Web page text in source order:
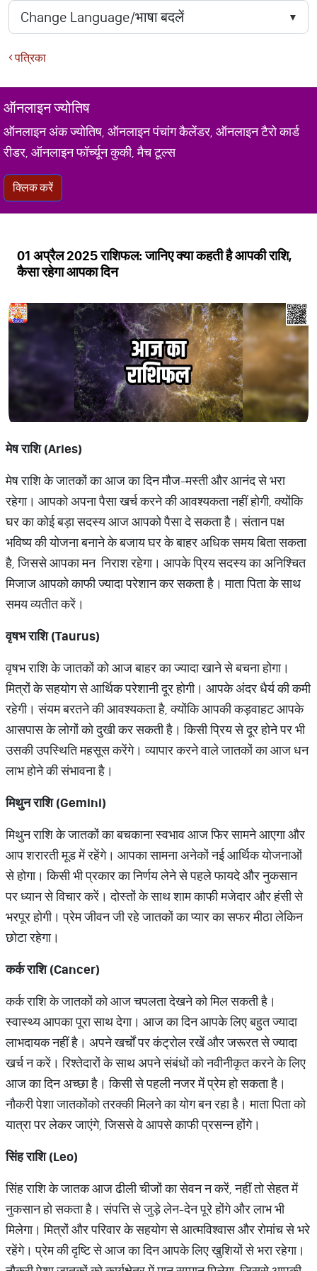
पत्रिका
ऑनलाइन ज्योतिष
ऑनलाइन अंक ज्योतिष, ऑनलाइन पंचांग कैलेंडर, ऑनलाइन टैरो कार्ड
रीडर, ऑनलाइन फॉर्च्यून कुकी, मैच टूल्स
क्लिक करें
01 अप्रैल 2025 राशिफल: जानिए क्या कहती है आपकी राशि,
कैसा रहेगा आपका दिन
मेष राशि (Aries)
मेष राशि के जातकों का आज का दिन मौज-मस्ती और आनंद से भरा
रहेगा। आपको अपना पैसा खर्च करने की आवश्यकता नहीं होगी, क्योंकि
घर का कोई बड़ा सदस्य आज आपको पैसा दे सकता है। संतान पक्ष
भविष्य की योजना बनाने के बजाय घर के बाहर अधिक समय बिता सकता
है, जिससे आपका मन निराश रहेगा। आपके प्रिय सदस्य का अनिश्चित
मिजाज आपको काफी ज्यादा परेशान कर सकता है। माता पिता के साथ
समय व्यतीत करें।
वृषभ राशि (Taurus)
वृषभ राशि के जातकों को आज बाहर का ज्यादा खाने से बचना होगा।
मित्रों के सहयोग से आर्थिक परेशानी दूर होगी। आपके अंदर धैर्य की कमी
रहेगी। संयम बरतने की आवश्यकता है, क्योंकि आपकी कड़वाहट आपके
आसपास के लोगों को दुखी कर सकती है। किसी प्रिय से दूर होने पर भी
उसकी उपस्थिति महसूस करेंगे। व्यापार करने वाले जातकों का आज धन
लाभ होने की संभावना है।
मिथुन राशि (Gemini)
मिथुन राशि के जातकों का बचकाना स्वभाव आज फिर सामने आएगा और
आप शरारती मूड में रहेंगे। आपका सामना अनेकों नई आर्थिक योजनाओं
से होगा। किसी भी प्रकार का निर्णय लेने से पहले फायदे और नुकसान
पर ध्यान से विचार करें। दोस्तों के साथ शाम काफी मजेदार और हंसी से
भरपूर होगी। प्रेम जीवन जी रहे जातकों का प्यार का सफर मीठा लेकिन
छोटा रहेगा।
कर्क राशि (Cancer)
कर्क राशि के जातकों को आज चपलता देखने को मिल सकती है।
स्वास्थ्य आपका पूरा साथ देगा। आज का दिन आपके लिए बहुत ज्यादा
लाभदायक नहीं है। अपने खर्चों पर कंट्रोल रखें और जरूरत से ज्यादा
खर्च न करें। रिश्तेदारों के साथ अपने संबंधों को नवीनीकृत करने के लिए
आज का दिन अच्छा है। किसी से पहली नजर में प्रेम हो सकता है।
नौकरी पेशा जातकोंको तरक्की मिलने का योग बन रहा है। माता पिता को
यात्रा पर लेकर जाएंगे, जिससे वे आपसे काफी प्रसन्न होंगे।
सिंह राशि (Leo)
सिंह राशि के जातक आज ढीली चीजों का सेवन न करें, नहीं तो सेहत में
नुकसान हो सकता है। संपत्ति से जुड़े लेन-देन पूरे होंगे और लाभ भी
मिलेगा। मित्रों और परिवार के सहयोग से आत्मविश्वास और रोमांच से भरे
रहेंगे। प्रेम की दृष्टि से आज का दिन आपके लिए खुशियों से भरा रहेगा।